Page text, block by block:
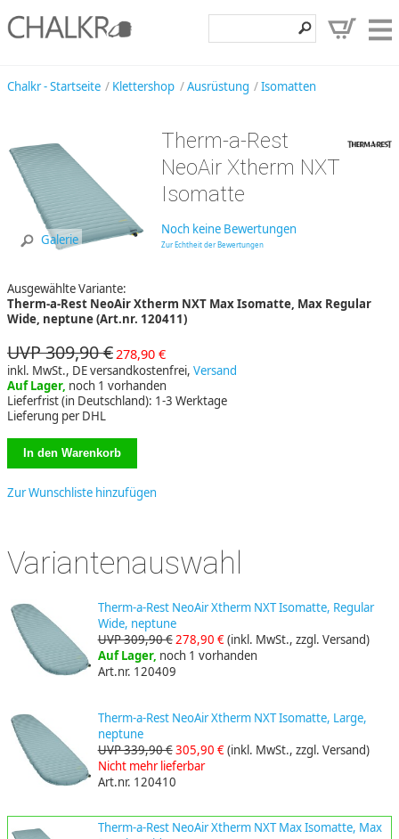
Klettershop
Entdecken
Hilfe, Kontakt
Chalkr - Startseite Klettershop Ausrüstung Isomatten
Galerie
Therm-a-Rest
NeoAir Xtherm NXT
Isomatte
Noch keine Bewertungen
Zur Echtheit der Bewertungen
Ausgewählte Variante:
Therm-a-Rest NeoAir Xtherm NXT Max Isomatte, Max Regular
Wide, neptune (Art.nr. 120411)
UVP 309,90 € 278,90 €
inkl. MwSt., DE versandkostenfrei, Versand
Auf Lager, noch 1 vorhanden
Lieferfrist (in Deutschland): 1-3 Werktage
Lieferung per DHL
Zur Wunschliste hinzufügen
Variantenauswahl
Therm-a-Rest NeoAir Xtherm NXT Isomatte, Regular
Wide, neptune
UVP 309,90 €278,90 €(inkl. MwSt., zzgl. Versand)
Auf Lager, noch 1 vorhanden
Art.nr. 120409
Therm-a-Rest NeoAir Xtherm NXT Isomatte, Large,
neptune
UVP 339,90 €305,90 €(inkl. MwSt., zzgl. Versand)
Nicht mehr lieferbar
Art.nr. 120410
Therm-a-Rest NeoAir Xtherm NXT Max Isomatte, Max